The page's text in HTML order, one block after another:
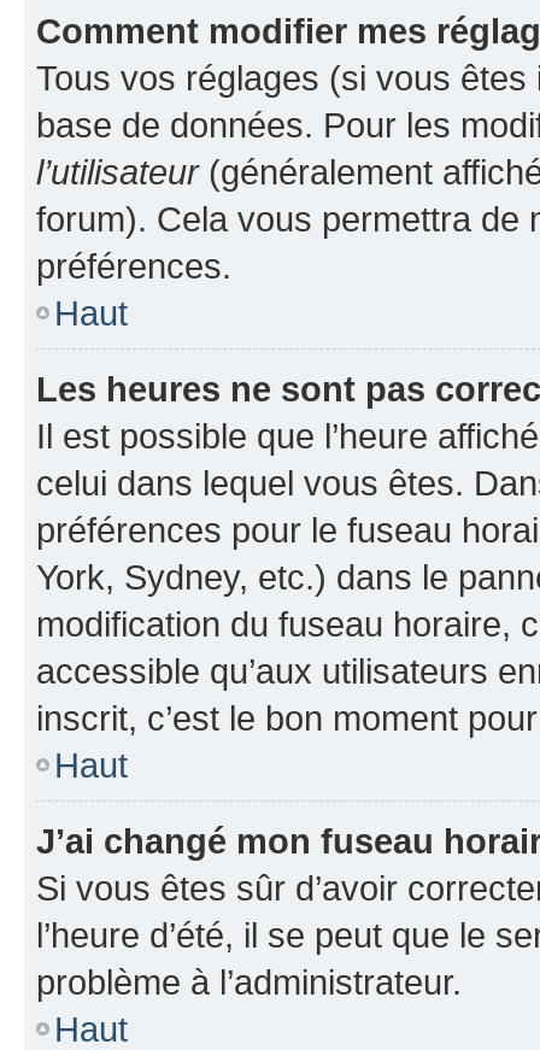
Comment modifier mes
Tous vos réglages (si vous
base de données. Pour les
l’utilisateur(généralement
forum). Cela vous permettra de
préférences.
Haut
Les heures ne sont pas
Il est possible que l’heure
celui dans lequel vous êtes.
préférences pour le fuseau
York, Sydney, etc.) dans le
modification du fuseau horaire,
accessible qu’aux utilisateurs
inscrit, c’est le bon moment
Haut
J’ai changé mon fuseau
Si vous êtes sûr d’avoir
l’heure d’été, il se peut que le
problème à l’administrateur.
Haut